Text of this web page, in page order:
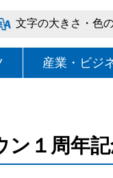
文字の大きさ・色
産業・ビジ
１周年